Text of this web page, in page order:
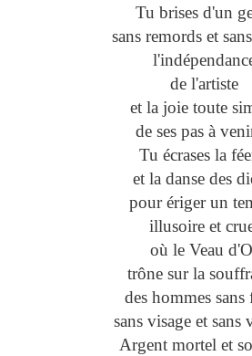
Tu brises d'un
sans remords et
de l'artiste
et la joie toute
de ses pas à
Tu écrases la
et la danse des
pour ériger un
illusoire et
où le Veau
trône sur la
des hommes sans
sans visage et
Argent mortel et